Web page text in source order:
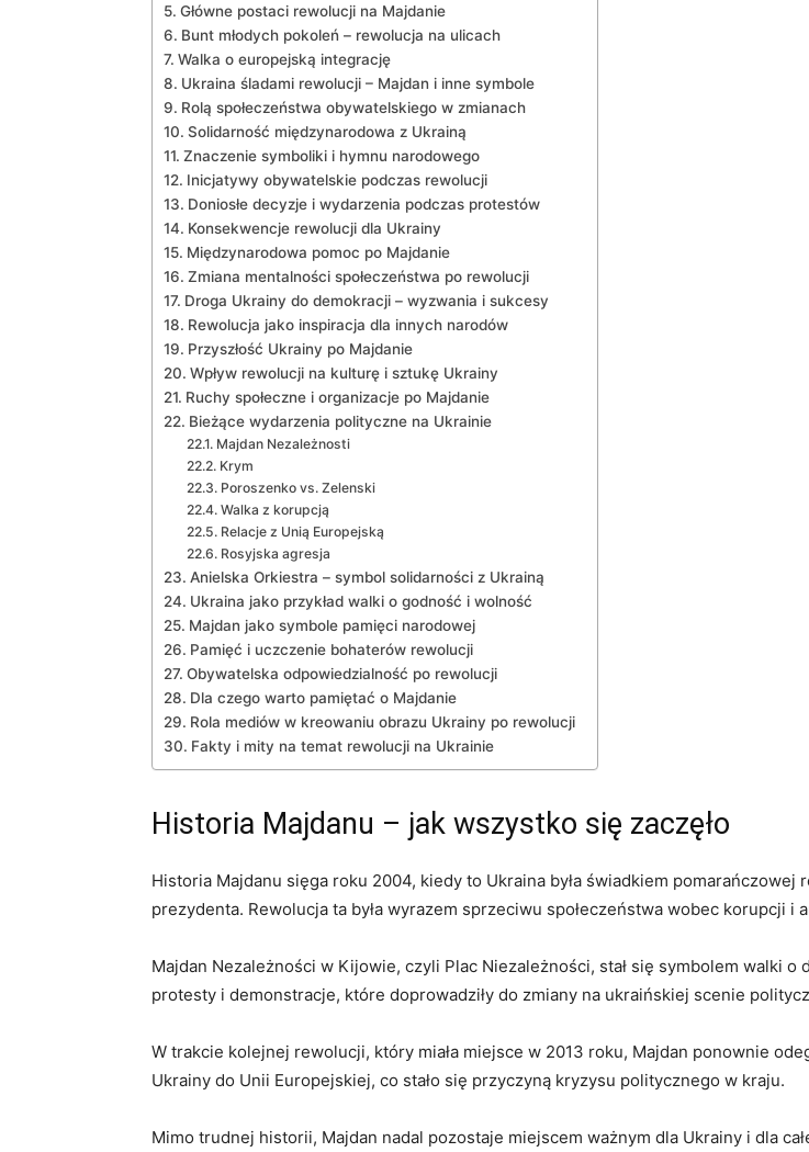
Główne postaci rewolucji na Majdanie
Bunt młodych pokoleń – rewolucja na ulicach
Walka o europejską integrację
Ukraina śladami rewolucji – Majdan i inne symbole
Rolą społeczeństwa obywatelskiego w zmianach
Solidarność międzynarodowa z Ukrainą
Znaczenie symboliki i hymnu narodowego
Inicjatywy obywatelskie podczas rewolucji
Doniosłe decyzje i wydarzenia podczas protestów
Konsekwencje rewolucji dla Ukrainy
Międzynarodowa pomoc po Majdanie
Zmiana mentalności społeczeństwa po rewolucji
Droga Ukrainy do demokracji – wyzwania i sukcesy
Rewolucja jako inspiracja dla innych narodów
Przyszłość Ukrainy po Majdanie
Wpływ rewolucji na kulturę i sztukę Ukrainy
Ruchy społeczne i organizacje po Majdanie
Bieżące wydarzenia polityczne na Ukrainie
Majdan Nezależnosti
Krym
Poroszenko vs. Zelenski
Walka z korupcją
Relacje z Unią Europejską
Rosyjska agresja
Anielska Orkiestra – symbol solidarności z Ukrainą
Ukraina jako przykład walki o godność i wolność
Majdan jako symbole pamięci narodowej
Pamięć i uczczenie bohaterów rewolucji
Obywatelska odpowiedzialność po rewolucji
Dla czego warto pamiętać o Majdanie
Rola mediów w kreowaniu obrazu Ukrainy po rewolucji
Fakty i mity na temat rewolucji na Ukrainie
Historia Majdanu – jak wszystko się zaczęło
Historia Majdanu sięga roku 2004, kiedy to Ukraina była świadkiem
prezydenta. Rewolucja ta była wyrazem sprzeciwu społeczeństwa wobec korupcji i
Majdan Nezależności w Kijowie, czyli Plac Niezależności, stał się symbolem walki o
protesty i demonstracje, które doprowadziły do zmiany na ukraińskiej scenie
W trakcie kolejnej rewolucji, który miała miejsce w 2013 roku, Majdan ponownie
Ukrainy do Unii Europejskiej, co stało się przyczyną kryzysu politycznego w kraju.
Mimo trudnej historii, Majdan nadal pozostaje miejscem ważnym dla Ukrainy i dla